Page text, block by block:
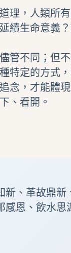
理，人類所
續生命意義
管不同；但
特定的方式
念，才能體
、看開。
新、 革故鼎新
恩、飲水